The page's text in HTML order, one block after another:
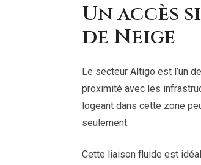
Un accès
de Neige
Le secteur Altigo est l’un
proximité avec les
logeant dans cette zone
seulement.
Cette liaison fluide est